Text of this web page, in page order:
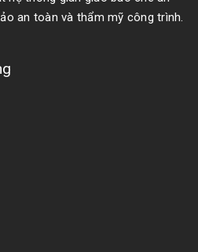
an toàn và thẩm mỹ công trình.